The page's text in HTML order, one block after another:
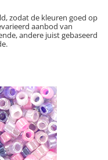
zodat de kleuren goed op
aanbod van
andere juist gebaseerd